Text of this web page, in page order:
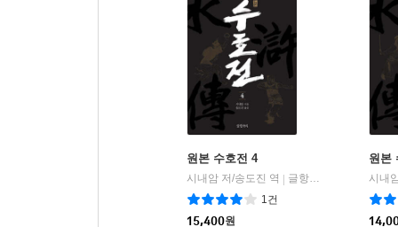
설명한 것이다. 역자가 중점적으로 참고한 자료
『수호전교주본水滸傳校注本』(2014), 성쉰창盛
체제 전복에 이르지 못한 한계
『수호전』은 역사와 허구가 뒤섞인 작품이기에
자료는 오히려 소설가의 무한한 상상력과 창의
간신들의 권력 독점, 이에 따른 농민 반란 등은
휘종徽宗(1100~1126년 재위)이다. 『상서尙書』
원본 수호전 4
시내암 저/송도진 역 | 글항아리
1건
15,400원
원본
시내